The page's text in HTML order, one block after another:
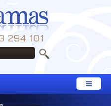
294 101